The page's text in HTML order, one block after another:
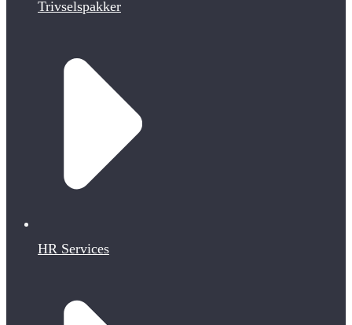
Trivselspakker
HR Services